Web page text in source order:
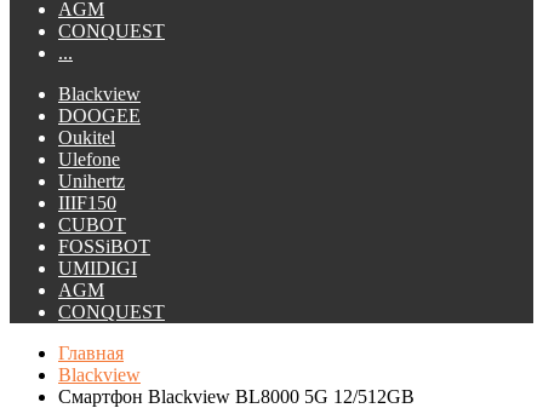
AGM
CONQUEST
...
Blackview
DOOGEE
Oukitel
Ulefone
Unihertz
IIIF150
CUBOT
FOSSiBOT
UMIDIGI
AGM
CONQUEST
Главная
Blackview
Смартфон Blackview BL8000 5G 12/512GB